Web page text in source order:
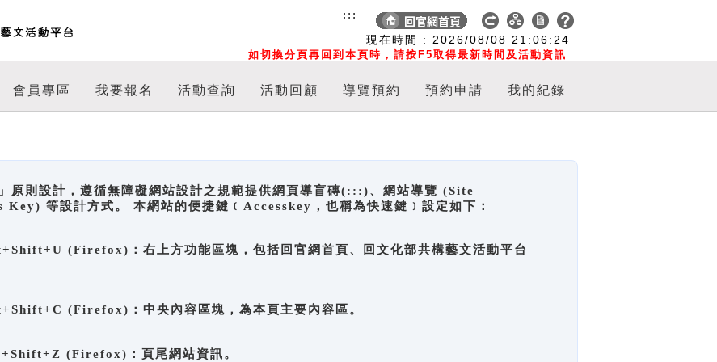
現在時間 : 2026/08/08 21:06:25
如切換分頁再回到本頁時，請按F5取得最新時間及活動資訊
:::
會員專區 我要報名 活動查詢 活動回顧 導覽預約 預約申請 我的紀錄
原則設計，遵循無障礙網站設計之規範提供網頁導盲磚(:::)、網站導覽 (Site
等設計方式。 本網站的便捷鍵﹝Accesskey，也稱為快速鍵﹞設定如下：
(Firefox)：右上方功能區塊，包括回官網首頁、回文化部共構藝文活動平台
(Firefox)：中央內容區塊，為本頁主要內容區。
(Firefox)：頁尾網站資訊。